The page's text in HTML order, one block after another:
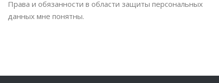
Права и обязанности в области защиты персональных
данных мне понятны.